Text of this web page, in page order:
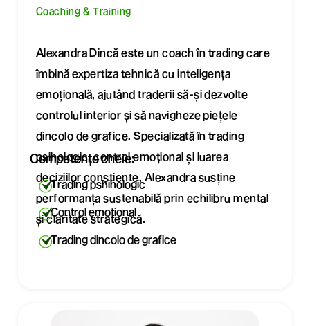
Coaching & Training
Alexandra Dincă este un coach în trading care
îmbină expertiza tehnică cu inteligența
emoțională, ajutând traderii să-și dezvolte
controlul interior și să navigheze piețele
dincolo de grafice. Specializată în trading
psihologic, control emoțional și luarea
deciziilor conștiente, Alexandra susține
performanța sustenabilă prin echilibru mental
și claritate strategică.
Competențe cheie:
Trading pshihologic
Control emoțional
Trading dincolo de grafice